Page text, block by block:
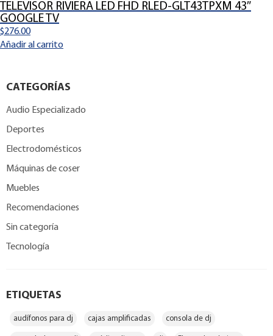
TELEVISOR RIVIERA LED FHD RLED-GLT43TPXM 43″
GOOGLE TV
$276.00
Añadir al carrito
CATEGORÍAS
Audio Especializado
Deportes
Electrodomésticos
Máquinas de coser
Muebles
Recomendaciones
Sin categoría
Tecnología
ETIQUETAS
audífonos para dj cajas amplificadas consola de dj